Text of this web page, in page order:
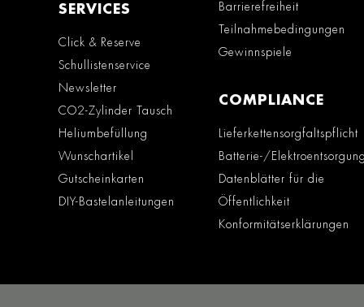
SERVICES
Click & Reserve
Schullistenservice
Newsletter
CO2-Zylinder Tausch
Heliumbefüllung
Wunschartikel
Gutscheinkarten
DIY-Bastelanleitungen
Barrierefreiheit
Teilnahmebedingungen
Gewinnspiele
COMPLIANCE
Lieferkettensorgfaltspflicht
Batterie-/Elektroentsorgung
Datenblätter für die
Öffentlichkeit
Konformitätserklärungen